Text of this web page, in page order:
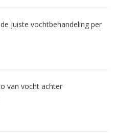
juiste vochtbehandeling per
van vocht achter